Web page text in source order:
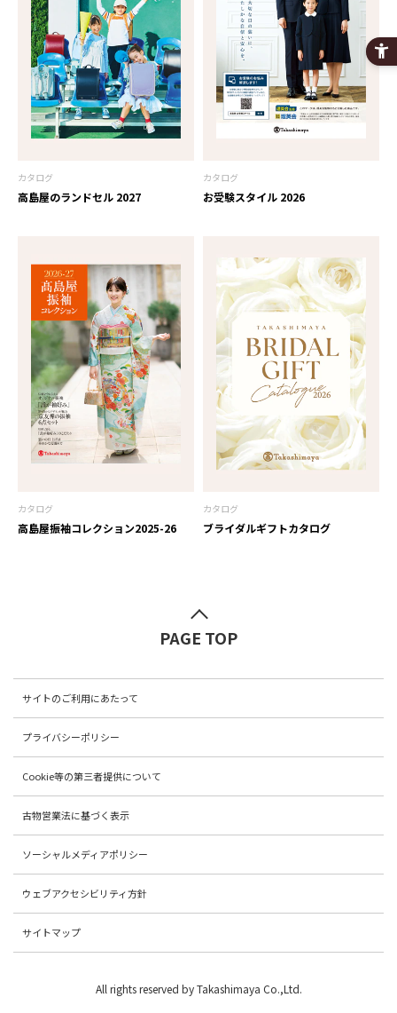
カタログ
高島屋のランドセル 2027
カタログ
お受験スタイル 2026
カタログ
高島屋振袖コレクション2025-26
カタログ
ブライダルギフトカタログ
PAGE TOP
サイトのご利用にあたって
プライバシーポリシー
Cookie等の第三者提供について
古物営業法に基づく表示
ソーシャルメディアポリシー
ウェブアクセシビリティ方針
サイトマップ
All rights reserved by Takashimaya Co.,Ltd.